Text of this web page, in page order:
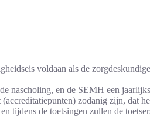
voldaan als de
nascholing, en de SEMH een
zodanig zijn, dat
de toetsingen zullen de